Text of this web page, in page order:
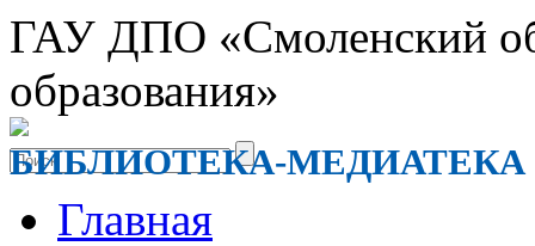
ГАУ ДПО «Смоленский
образования»
БИБЛИОТЕКА-МЕДИАТЕКА
Главная